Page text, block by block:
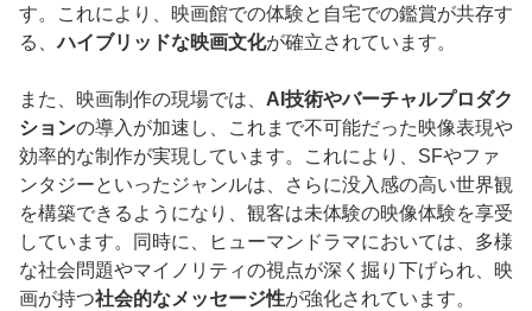
す。これにより、映画館での体験と自宅での鑑賞が共存す
る、ハイブリッドな映画文化が確立されています。
また、映画制作の現場では、 AI技術やバーチャルプロダク
ションの導入が加速し、これまで不可能だった映像表現や
効率的な制作が実現しています。これにより、SFやファ
ンタジーといったジャンルは、さらに没入感の高い世界観
を構築できるようになり、観客は未体験の映像体験を享受
しています。同時に、ヒューマンドラマにおいては、多様
な社会問題やマイノリティの視点が深く掘り下げられ、映
画が持つ社会的なメッセージ性が強化されています。